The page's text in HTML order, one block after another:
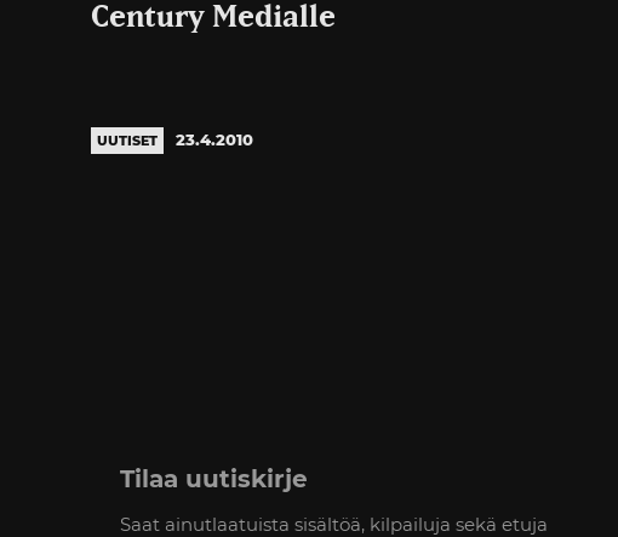
Century Medialle
UUTISET 23.4.2010
Tilaa uutiskirje
Saat ainutlaatuista sisältöä, kilpailuja sekä etuja